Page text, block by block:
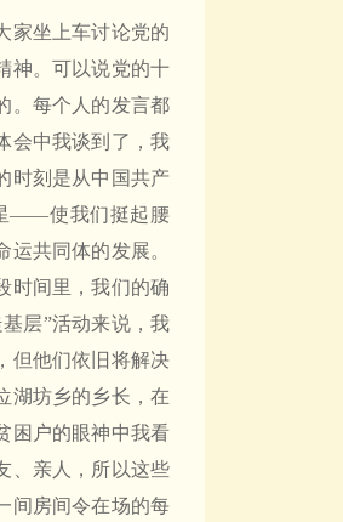
家坐上车讨论党的
神。可以说党的十
。每个人的发言都
会中我谈到了，我
时刻是从中国共产
——使我们挺起腰
共同体的发展。
时间里，我们的确
层”活动来说，我
但他们依旧将解决
湖坊乡的乡长，在
困户的眼神中我看
、亲人，所以这些
间房间令在场的每